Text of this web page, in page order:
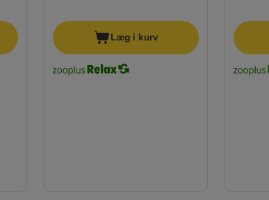
Læg i kurv